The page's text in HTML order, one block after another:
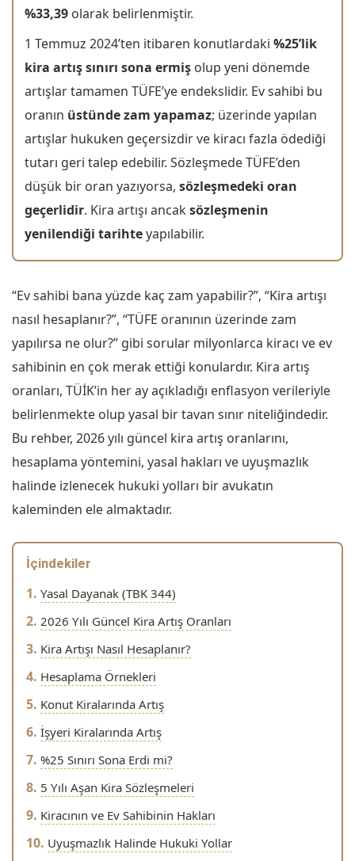
%33,39 olarak belirlenmiştir.
1 Temmuz 2024’ten itibaren konutlardaki %25’lik
kira artış sınırı sona ermiş olup yeni dönemde
artışlar tamamen TÜFE’ye endekslidir. Ev sahibi bu
oranın üstünde zam yapamaz; üzerinde yapılan
artışlar hukuken geçersizdir ve kiracı fazla ödediği
tutarı geri talep edebilir. Sözleşmede TÜFE’den
düşük bir oran yazıyorsa, sözleşmedeki oran
geçerlidir. Kira artışı ancaksözleşmenin
yenilendiği tarihteyapılabilir.
“Ev sahibi bana yüzde kaç zam yapabilir?”, “Kira artışı
nasıl hesaplanır?”, “TÜFE oranının üzerinde zam
yapılırsa ne olur?” gibi sorular milyonlarca kiracı ve ev
sahibinin en çok merak ettiği konulardır. Kira artış
oranları, TÜİK’in her ay açıkladığı enflasyon verileriyle
belirlenmekte olup yasal bir tavan sınır niteliğindedir.
Bu rehber, 2026 yılı güncel kira artış oranlarını,
hesaplama yöntemini, yasal hakları ve uyuşmazlık
halinde izlenecek hukuki yolları bir avukatın
kaleminden ele almaktadır.
İçindekiler
Yasal Dayanak (TBK 344)
2026 Yılı Güncel Kira Artış Oranları
Kira Artışı Nasıl Hesaplanır?
Hesaplama Örnekleri
Konut Kiralarında Artış
İşyeri Kiralarında Artış
%25 Sınırı Sona Erdi mi?
5 Yılı Aşan Kira Sözleşmeleri
Kiracının ve Ev Sahibinin Hakları
Uyuşmazlık Halinde Hukuki Yollar